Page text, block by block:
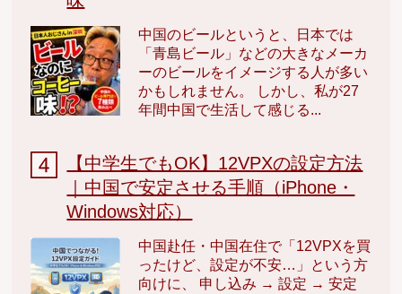
中国のビールというと、日本では
「青島ビール」などの大きなメーカ
ーのビールをイメージする人が多い
かもしれません。 しかし、私が27
年間中国で生活して感じる...
【中学生でもOK】12VPXの設定方法
｜中国で安定させる手順（iPhone・
Windows対応）
中国赴任・中国在住で「12VPXを買
ったけど、設定が不安…」という方
向けに、 申し込み → 設定 → 安定